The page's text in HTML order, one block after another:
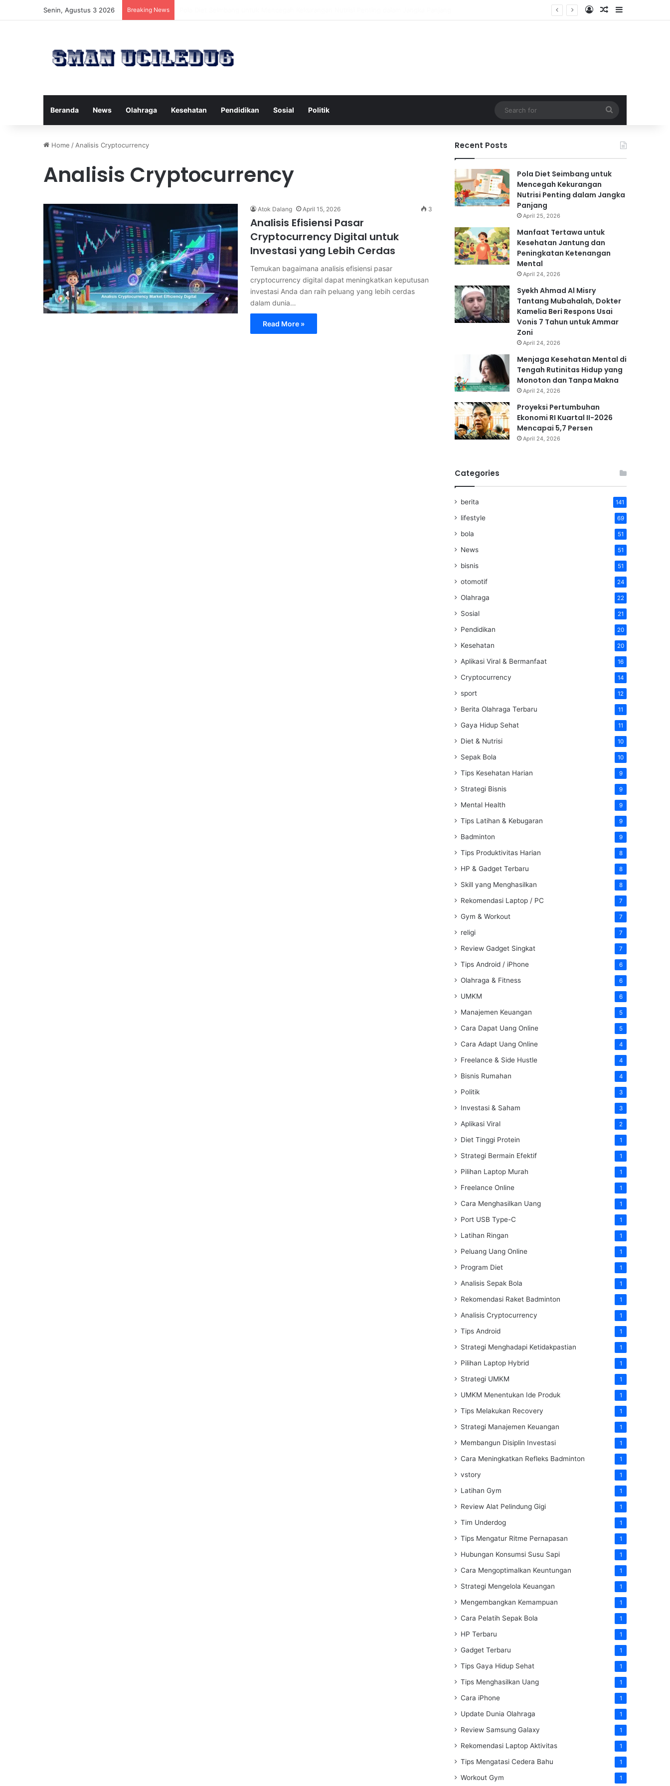
Senin, Agustus 3 2026 Breaking News Log InRandom Article
Sidebar
Beranda News Olahraga Kesehatan Pendidikan Sosial Politik
for
Home / Analisis Cryptocurrency
Analisis Cryptocurrency
Atok Dalang April 15, 2026 3
Analisis Efisiensi Pasar
Cryptocurrency Digital untuk
Investasi yang Lebih Cerdas
Temukan bagaimana analisis efisiensi pasar
cryptocurrency digital dapat meningkatkan keputusan
investasi Anda dan raih peluang yang lebih cerdas
dalam dunia…
Read More »
Recent Posts
Pola Diet Seimbang untuk
Mencegah Kekurangan
Nutrisi Penting dalam Jangka
Panjang
April 25, 2026
Manfaat Tertawa untuk
Kesehatan Jantung dan
Peningkatan Ketenangan
Mental
April 24, 2026
Syekh Ahmad Al Misry
Tantang Mubahalah, Dokter
Kamelia Beri Respons Usai
Vonis 7 Tahun untuk Ammar
Zoni
April 24, 2026
Menjaga Kesehatan Mental di
Tengah Rutinitas Hidup yang
Monoton dan Tanpa Makna
April 24, 2026
Proyeksi Pertumbuhan
Ekonomi RI Kuartal II-2026
Mencapai 5,7 Persen
April 24, 2026
Categories
berita 141
lifestyle 69
bola 51
News 51
bisnis 51
otomotif 24
Olahraga 22
Sosial 21
Pendidikan 20
Kesehatan 20
Aplikasi Viral & Bermanfaat 16
Cryptocurrency 14
sport 12
Berita Olahraga Terbaru 11
Gaya Hidup Sehat 11
Diet & Nutrisi 10
Sepak Bola 10
Tips Kesehatan Harian 9
Strategi Bisnis 9
Mental Health 9
Tips Latihan & Kebugaran 9
Badminton 9
Tips Produktivitas Harian 8
HP & Gadget Terbaru 8
Skill yang Menghasilkan 8
Rekomendasi Laptop / PC 7
Gym & Workout 7
religi 7
Review Gadget Singkat 7
Tips Android / iPhone 6
Olahraga & Fitness 6
UMKM 6
Manajemen Keuangan 5
Cara Dapat Uang Online 5
Cara Adapt Uang Online 4
Freelance & Side Hustle 4
Bisnis Rumahan 4
Politik 3
Investasi & Saham 3
Aplikasi Viral 2
Diet Tinggi Protein 1
Strategi Bermain Efektif 1
Pilihan Laptop Murah 1
Freelance Online 1
Cara Menghasilkan Uang 1
Port USB Type-C 1
Latihan Ringan 1
Peluang Uang Online 1
Program Diet 1
Analisis Sepak Bola 1
Rekomendasi Raket Badminton 1
Analisis Cryptocurrency 1
Tips Android 1
Strategi Menghadapi Ketidakpastian 1
Pilihan Laptop Hybrid 1
Strategi UMKM 1
UMKM Menentukan Ide Produk 1
Tips Melakukan Recovery 1
Strategi Manajemen Keuangan 1
Membangun Disiplin Investasi 1
Cara Meningkatkan Refleks Badminton 1
vstory 1
Latihan Gym 1
Review Alat Pelindung Gigi 1
Tim Underdog 1
Tips Mengatur Ritme Pernapasan 1
Hubungan Konsumsi Susu Sapi 1
Cara Mengoptimalkan Keuntungan 1
Strategi Mengelola Keuangan 1
Mengembangkan Kemampuan 1
Cara Pelatih Sepak Bola 1
HP Terbaru 1
Gadget Terbaru 1
Tips Gaya Hidup Sehat 1
Tips Menghasilkan Uang 1
Cara iPhone 1
Update Dunia Olahraga 1
Review Samsung Galaxy 1
Rekomendasi Laptop Aktivitas 1
Tips Mengatasi Cedera Bahu 1
Workout Gym 1